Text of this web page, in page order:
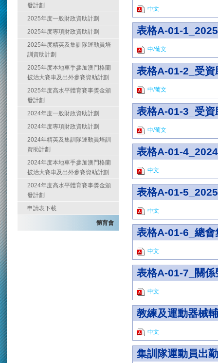
發計劃
2025年度一般財政資助計劃
2025年度專項財政資助計劃
2025年度精英及集訓隊運動員培
訓資助計劃
2025年度本地車手參加澳門格蘭
披治大賽車及出外參賽資助計劃
2025年度高水平體育賽事獎金頒
發計劃
2024年度一般財政資助計劃
2024年度專項財政資助計劃
2024年精英及集訓隊運動員培訓
資助計劃
2024年度本地車手參加澳門格蘭
披治大賽車及出外參賽資助計劃
2024年度高水平體育賽事獎金頒
發計劃
申請表下載
體育會
中文
表格A-01-
中/葡文
表格A-01-2_受資
中/葡文
表格A-01-3_受
中/葡文
表格A-01-
中文
表格A-01-
中文
表格A-01-6_總
中文
表格A-01-7_關係
中文
教練及運動器械
中文
集訓隊運動員出